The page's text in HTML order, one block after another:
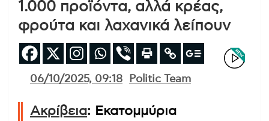
1.000 προϊόντα, αλλά κρέας,
φρούτα και λαχανικά λείπουν
06/10/2025, 09:18 Politic Team
Ακρίβεια: Εκατομμύρια